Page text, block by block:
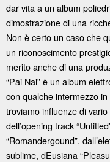
dar vita a un album
dimostrazione di una
Non è certo un caso che
un riconoscimento
merito anche di una
“Pai Nai” è un album
con qualche intermezzo
troviamo influenze di
dell’opening track
“Romandergound”,
sublime, dEusiana